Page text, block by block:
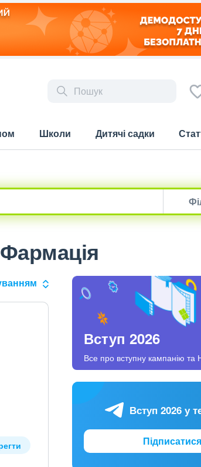
Школи Дитячі садки
Вступ 2026
Все про вступну кампанію
Вступ 2026 у
Підписатися